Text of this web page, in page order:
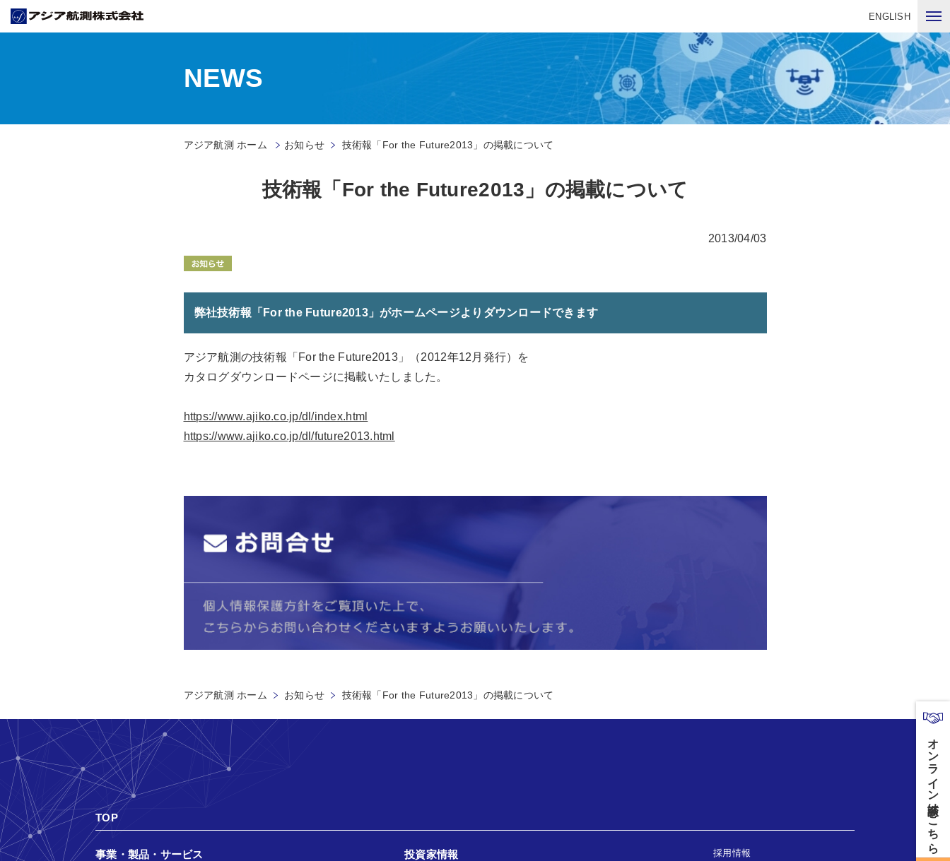
ENGLISH
NEWS
アジア航測 ホーム お知らせ 技術報「For the Future2013」の掲載について
技術報「For the Future2013」の掲載について
2013/04/03
弊社技術報「For the Future2013」がホームページよりダウンロードできます
アジア航測の技術報「For the Future2013」（2012年12月発行）を
カタログダウンロードページに掲載いたしました。
https://www.ajiko.co.jp/dl/index.html
https://www.ajiko.co.jp/dl/future2013.html
アジア航測 ホーム お知らせ 技術報「For the Future2013」の掲載について
TOP
事業・製品・サービス 投資家情報 採用情報
オンライン商談はこちら